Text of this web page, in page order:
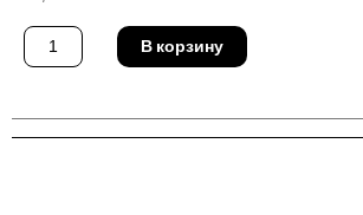
Количество
товара
Лилия
В корзину